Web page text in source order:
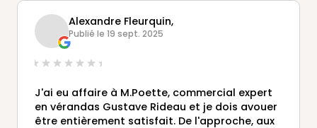
Alexandre Fleurquin,
Publié le 19 sept. 2025
J'ai eu affaire à M.Poette, commercial expert
en vérandas Gustave Rideau et je dois avouer
être entièrement satisfait. De l'approche, aux